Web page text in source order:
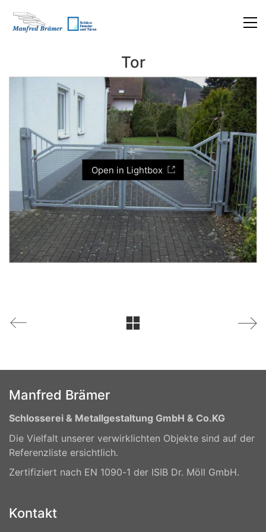
Tor
Open in Lightbox
Manfred Brämer
Schlosserei & Metallgestaltung GmbH & Co.KG
Die Vielfalt unserer verwirklichten Objekte sind auf der
Referenzliste ersichtlich.
Zertifiziert nach EN 1090-1 der ISIB Dr. Möll GmbH.
Kontakt